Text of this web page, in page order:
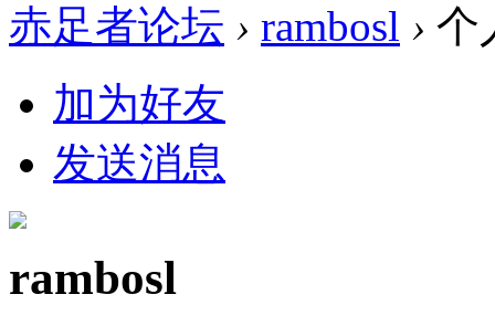
赤足者论坛 › rambosl › 个
加为好友
发送消息
rambosl